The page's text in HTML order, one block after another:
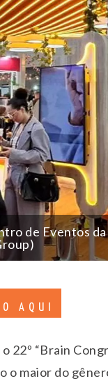
de Eventos
AQUI
22º “Brain
o maior do